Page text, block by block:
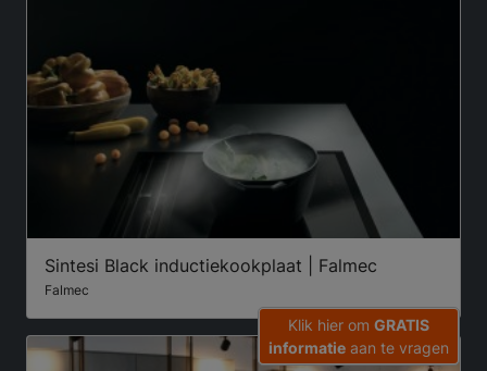
Sintesi Black inductiekookplaat | Falmec
Falmec
Klik hier om GRATIS
informatie aan te vragen